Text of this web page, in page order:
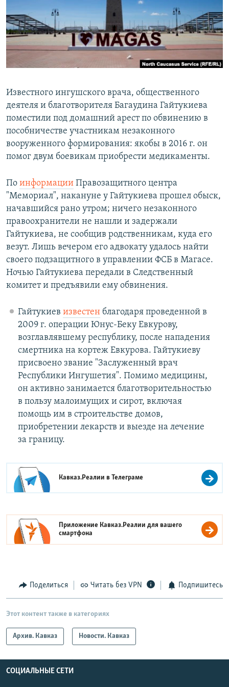
РАСПИСАНИЕ ВЕЩАНИЯ
ПОДПИШИТЕСЬ НА РАССЫЛКУ
Все сайты РСЕ/РС
Известного ингушского врача, общественного
деятеля и благотворителя Багаудина Гайтукиева
поместили под домашний арест по обвинению в
пособничестве участникам незаконного
вооруженного формирования: якобы в 2016 г. он
помог двум боевикам приобрести медикаменты.
По информации Правозащитного центра
"Мемориал", накануне у Гайтукиева прошел обыск,
начавшийся рано утром; ничего незаконного
правоохранители не нашли и задержали
Гайтукиева, не сообщив родственникам, куда его
везут. Лишь вечером его адвокату удалось найти
своего подзащитного в управлении ФСБ в Магасе.
Ночью Гайтукиева передали в Следственный
комитет и предъявили ему обвинения.
Гайтукиев известенблагодаря проведенной в
2009 г. операции Юнус-Беку Евкурову,
возглавлявшему республику, после нападения
смертника на кортеж Евкурова. Гайтукиеву
присвоено звание "Заслуженный врач
Республики Ингушетия". Помимо медицины,
он активно занимается благотворительностью
в пользу малоимущих и сирот, включая
помощь им в строительстве домов,
приобретении лекарств и выезде на лечение
за границу.
Кавказ.Реалии вТелеграме
Приложение Кавказ.Реалии для вашего
смартфона
Поделиться Читать без VPN Подпишитесь
Этот контент также в категориях
Архив. Кавказ Новости. Кавказ
СОЦИАЛЬНЫЕ СЕТИ